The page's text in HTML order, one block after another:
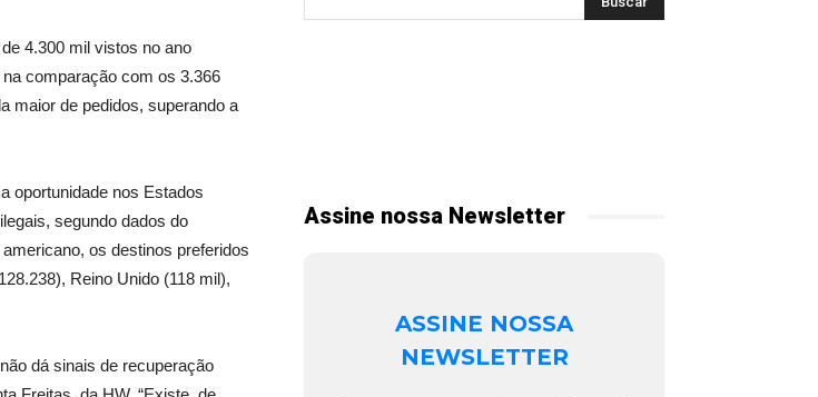
4.300 mil vistos no ano
comparação com os 3.366
maior de pedidos, superando a
oportunidade nos Estados
segundo dados do
os destinos preferidos
Reino Unido (118 mil),
dá sinais de recuperação
Assine nossa Newsletter
ASSINE NOSSA
NEWSLETTER